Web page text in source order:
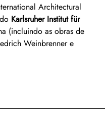
Architectural
Karlsruher Institut für
(incluindo as obras de
Weinbrenner e